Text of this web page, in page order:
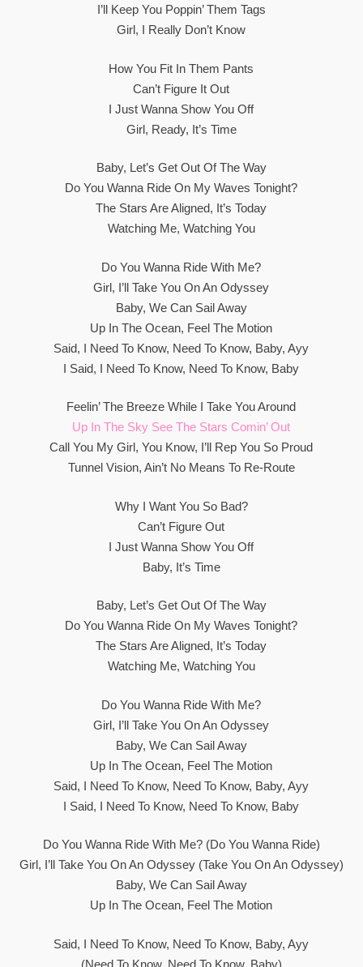
I’ll Keep You Poppin’ Them Tags
Girl, I Really Don’t Know
How You Fit In Them Pants
Can’t Figure It Out
I Just Wanna Show You Off
Girl, Ready, It’s Time
Baby, Let’s Get Out Of The Way
Do You Wanna Ride On My Waves Tonight?
The Stars Are Aligned, It’s Today
Watching Me, Watching You
Do You Wanna Ride With Me?
Girl, I’ll Take You On An Odyssey
Baby, We Can Sail Away
Up In The Ocean, Feel The Motion
Said, I Need To Know, Need To Know, Baby, Ayy
I Said, I Need To Know, Need To Know, Baby
Feelin’ The Breeze While I Take You Around
Up In The Sky See The Stars Comin’ Out
Call You My Girl, You Know, I’ll Rep You So Proud
Tunnel Vision, Ain’t No Means To Re-Routе
Why I Want You So Bad?
Can’t Figure Out
I Just Wanna Show You Off
Baby, It’s Time
Baby, Let’s Gеt Out Of The Way
Do You Wanna Ride On My Waves Tonight?
The Stars Are Aligned, It’s Today
Watching Me, Watching You
Do You Wanna Ride With Me?
Girl, I’ll Take You On An Odyssey
Baby, We Can Sail Away
Up In The Ocean, Feel The Motion
Said, I Need To Know, Need To Know, Baby, Ayy
I Said, I Need To Know, Need To Know, Baby
Do You Wanna Ride With Me? (Do You Wanna Ride)
Girl, I’ll Take You On An Odyssey (Take You On An Odyssey)
Baby, We Can Sail Away
Up In The Ocean, Feel The Motion
Said, I Need To Know, Need To Know, Baby, Ayy
(Need To Know, Need To Know, Baby)